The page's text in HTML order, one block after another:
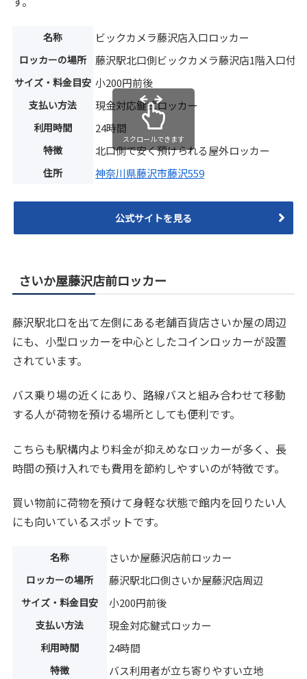
名称 ビックカメラ藤沢店入口ロッカー
ロッカーの場所 藤沢駅北口側ビックカメラ藤沢店1階入口付近
サイズ・料金目安 小200円前後
支払い方法 現金対応鍵式ロッカー
利用時間 24時間
特徴 北口側で安く預けられる屋外ロッカー
住所 神奈川県藤沢市藤沢559
スクロールできます
公式サイトを見る
さいか屋藤沢店前ロッカー
藤沢駅北口を出て左側にある老舗百貨店さいか屋の周辺
にも、小型ロッカーを中心としたコインロッカーが設置
されています。
バス乗り場の近くにあり、路線バスと組み合わせて移動
する人が荷物を預ける場所としても便利です。
こちらも駅構内より料金が抑えめなロッカーが多く、長
時間の預け入れでも費用を節約しやすいのが特徴です。
買い物前に荷物を預けて身軽な状態で館内を回りたい人
にも向いているスポットです。
名称 さいか屋藤沢店前ロッカー
ロッカーの場所 藤沢駅北口側さいか屋藤沢店周辺
サイズ・料金目安 小200円前後
支払い方法 現金対応鍵式ロッカー
利用時間 24時間
特徴 バス利用者が立ち寄りやすい立地